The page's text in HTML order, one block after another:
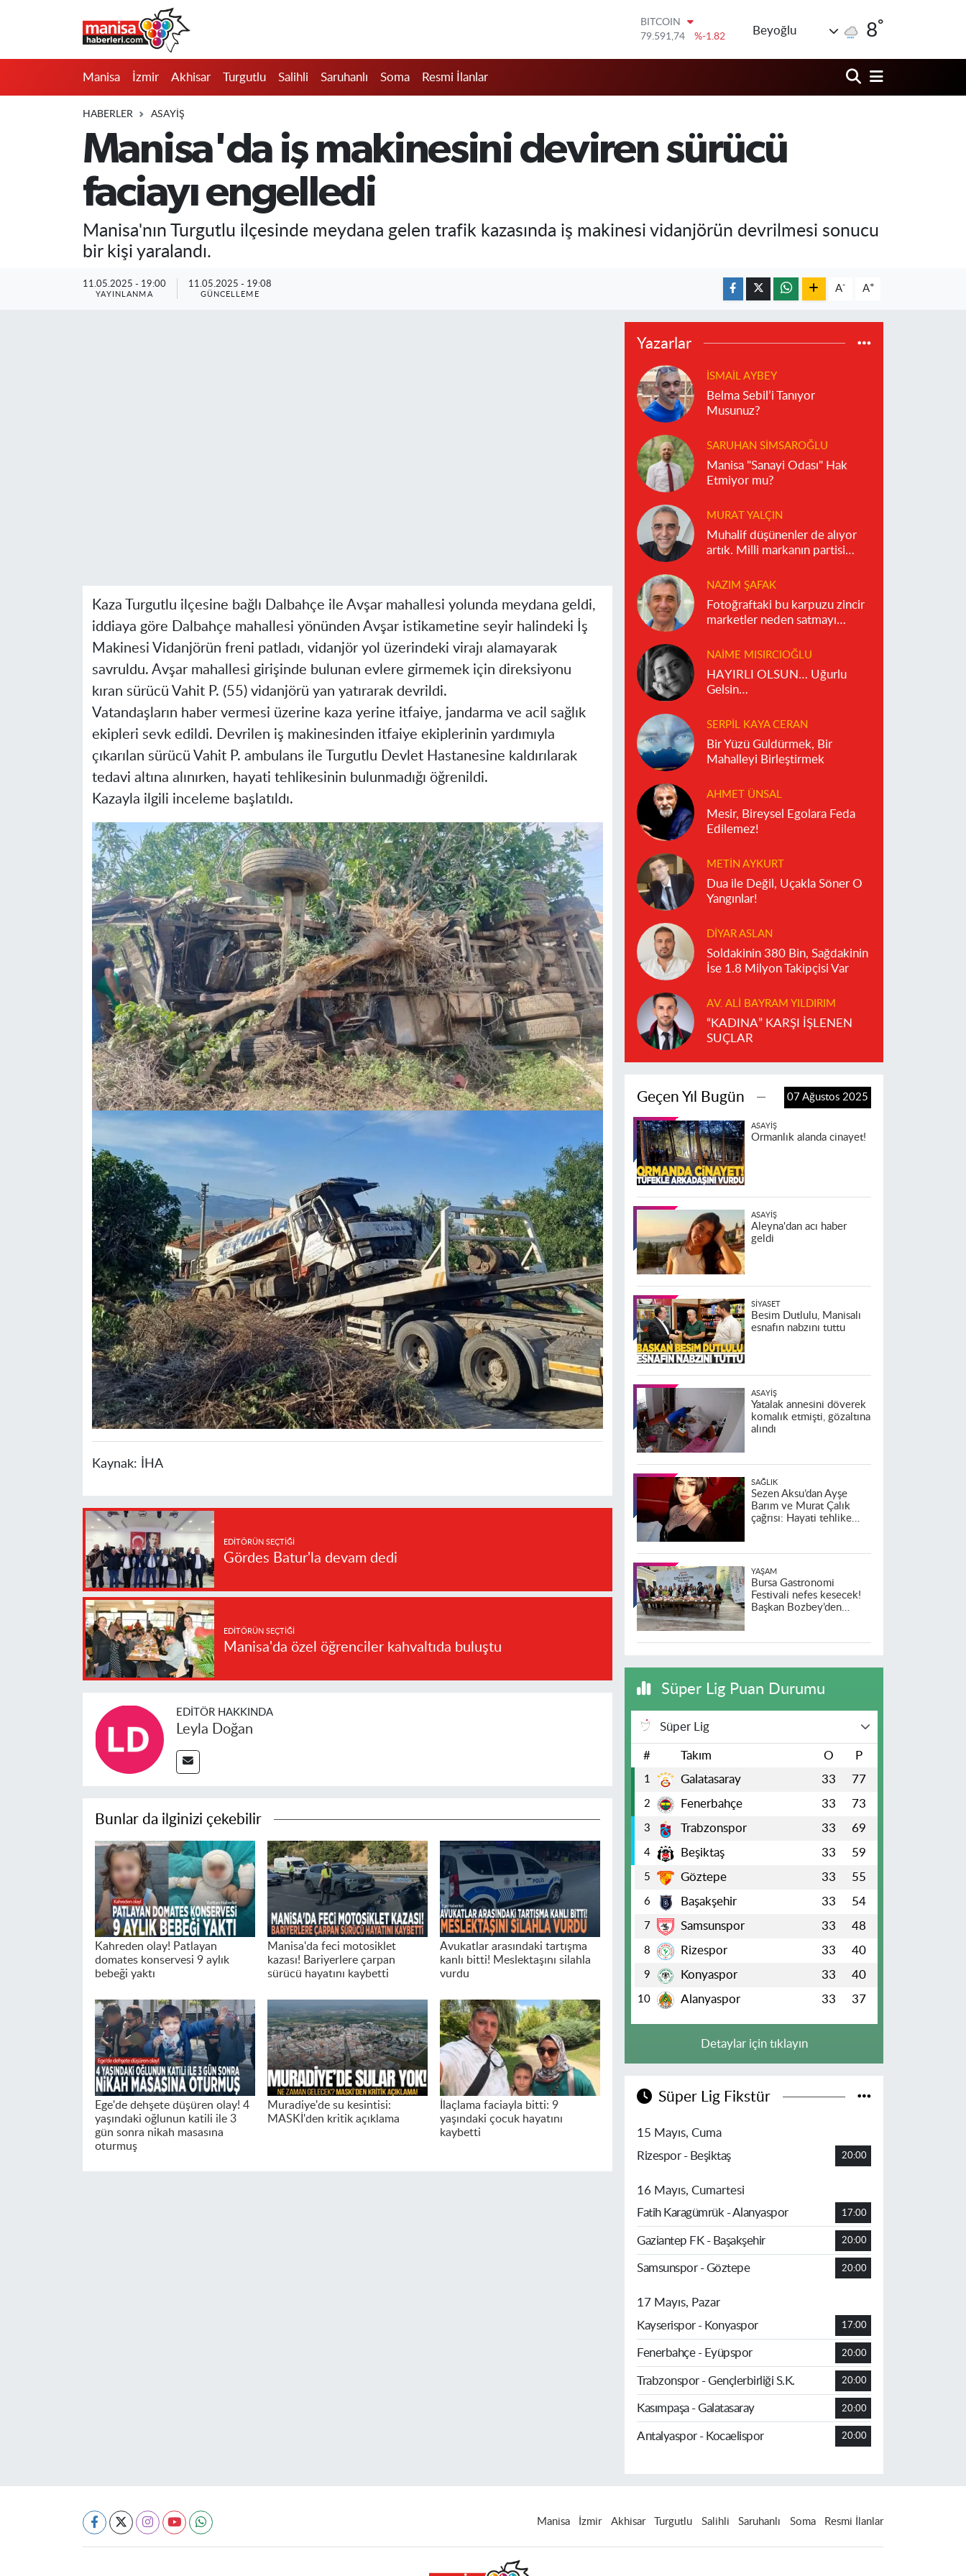
DOLAR
45,43620
%0.02
61,60380
%0.18
14.598,00
%0
BITCOIN
Beyoğlu 8°
Manisa İzmir Akhisar Turgutlu Salihli Saruhanlı Soma Resmi İlanlar
HABERLER ASAYIŞ
Manisa'da iş makinesini deviren sürücü
faciayı engelledi
Manisa'nın Turgutlu ilçesinde meydana gelen trafik kazasında iş makinesi vidanjörün devrilmesi sonucu
bir kişi yaralandı.
11.05.2025 - 19:00
YAYINLANMA
11.05.2025 - 19:08
GÜNCELLEME
A- A+
Kaza Turgutlu ilçesine bağlı Dalbahçe ile Avşar mahallesi yolunda meydana geldi,
iddiaya göre Dalbahçe mahallesi yönünden Avşar istikametine seyir halindeki İş
Makinesi Vidanjörün freni patladı, vidanjör yol üzerindeki virajı alamayarak
savruldu. Avşar mahallesi girişinde bulunan evlere girmemek için direksiyonu
kıran sürücü Vahit P. (55) vidanjörü yan yatırarak devrildi.
Vatandaşların haber vermesi üzerine kaza yerine itfaiye, jandarma ve acil sağlık
ekipleri sevk edildi. Devrilen iş makinesinden itfaiye ekiplerinin yardımıyla
çıkarılan sürücü Vahit P. ambulans ile Turgutlu Devlet Hastanesine kaldırılarak
tedavi altına alınırken, hayati tehlikesinin bulunmadığı öğrenildi.
Kazayla ilgili inceleme başlatıldı.
Kaynak: İHA
EDITÖRÜN SEÇTIĞI
Gördes Batur'la devam dedi
EDITÖRÜN SEÇTIĞI
Manisa'da özel öğrenciler kahvaltıda buluştu
EDITÖR HAKKINDA
Leyla Doğan
Bunlar da ilginizi çekebilir
Kahreden olay! Patlayan
domates konservesi 9 aylık
bebeği yaktı
Manisa'da feci motosiklet
kazası! Bariyerlere çarpan
sürücü hayatını kaybetti
Avukatlar arasındaki tartışma
kanlı bitti! Meslektaşını silahla
vurdu
Ege'de dehşete düşüren olay! 4
yaşındaki oğlunun katili ile 3
gün sonra nikah masasına
oturmuş
Muradiye'de su kesintisi:
MASKİ'den kritik açıklama
İlaçlama faciayla bitti: 9
yaşındaki çocuk hayatını
kaybetti
Yazarlar
İSMAIL AYBEY
Belma Sebil’i Tanıyor
Musunuz?
SARUHAN SIMSAROĞLU
Manisa "Sanayi Odası" Hak
Etmiyor mu?
MURAT YALÇIN
Muhalif düşünenler de alıyor
artık. Milli markanın partisi
NAZIM ŞAFAK
Fotoğraftaki bu karpuzu zincir
marketler neden satmayı
NAIME MISIRCIOĞLU
HAYIRLI OLSUN… Uğurlu
Gelsin…
SERPIL KAYA CERAN
Bir Yüzü Güldürmek, Bir
Mahalleyi Birleştirmek
AHMET ÜNSAL
Mesir, Bireysel Egolara Feda
Edilemez!
METIN AYKURT
Dua ile Değil, Uçakla Söner O
Yangınlar!
DIYAR ASLAN
Soldakinin 380 Bin, Sağdakinin
İse 1.8 Milyon Takipçisi Var
AV. ALI BAYRAM YILDIRIM
“KADINA” KARŞI İŞLENEN
SUÇLAR
Geçen Yıl Bugün 07 Ağustos 2025
ASAYIŞ
Ormanlık alanda cinayet!
ASAYIŞ
Aleyna'dan acı haber
geldi
SIYASET
Besim Dutlulu, Manisalı
esnafın nabzını tuttu
ASAYIŞ
Yatalak annesini döverek
komalık etmişti, gözaltına
alındı
SAĞLIK
Sezen Aksu’dan Ayşe
Barım ve Murat Çalık
çağrısı: Hayati tehlike
YAŞAM
Bursa Gastronomi
Festivali nefes kesecek!
Başkan Bozbey’den
Süper Lig Puan Durumu
Süper Lig
# Takım O P
1 Galatasaray 33 77
2 Fenerbahçe 33 73
3 Trabzonspor 33 69
4 Beşiktaş 33 59
5 Göztepe 33 55
6 Başakşehir 33 54
7 Samsunspor 33 48
8 Rizespor 33 40
9 Konyaspor 33 40
10 Alanyaspor 33 37
Detaylar için tıklayın
Süper Lig Fikstür
15 Mayıs, Cuma
Rizespor - Beşiktaş
20:00
16 Mayıs, Cumartesi
Fatih Karagümrük - Alanyaspor
17:00
Gaziantep FK - Başakşehir 20:00
Samsunspor - Göztepe 20:00
17 Mayıs, Pazar
Kayserispor - Konyaspor
17:00
Fenerbahçe - Eyüpspor 20:00
Trabzonspor - Gençlerbirliği S.K. 20:00
Kasımpaşa - Galatasaray 20:00
Antalyaspor - Kocaelispor 20:00
Manisa İzmir Akhisar Turgutlu Salihli Saruhanlı Soma Resmi İlanlar
Saruhanlı
Manisa Nöbetçi Eczaneler
Manisa Trafik Yoğunluk Haritası
Süper Lig Puan Durumu ve Fikstür
Tüm Manşetler